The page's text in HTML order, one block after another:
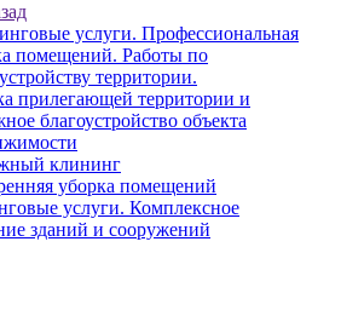
услуги. Профессиональная
помещений. Работы по
территории.
прилегающей территории и
благоустройство объекта
клининг
уборка помещений
услуги. Комплексное
зданий и сооружений